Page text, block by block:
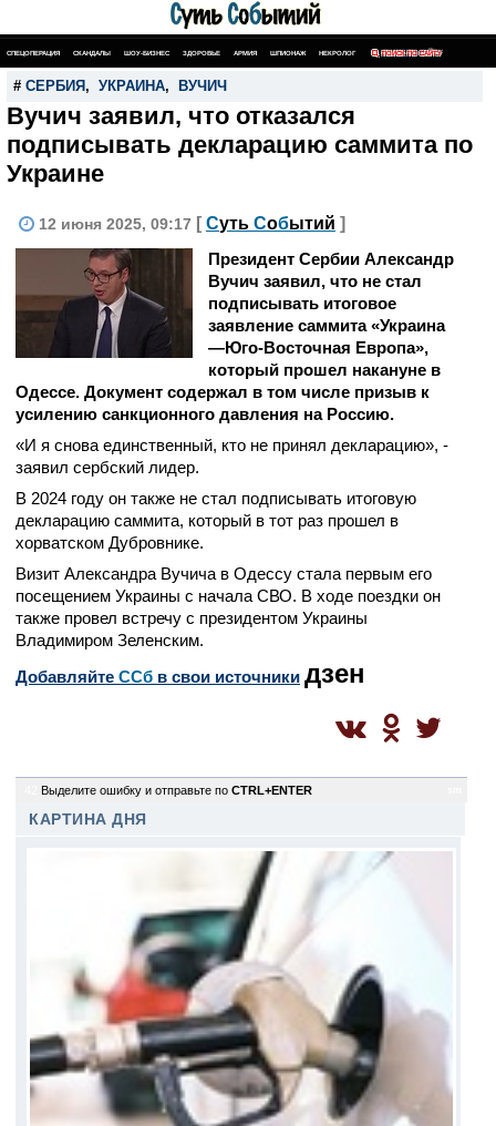
СПЕЦОПЕРАЦИЯ СКАНДАЛЫ ШОУ-БИЗНЕС ЗДОРОВЬЕ АРМИЯ ШПИОНАЖ НЕКРОЛОГ ПОИСК ПО САЙТУ
# СЕРБИЯ , УКРАИНА, ВУЧИЧ
Вучич заявил, что отказался
подписывать декларацию саммита по
Украине
12 июня 2025, 09:17 [ Суть Событий ]
Президент Сербии Александр
Вучич заявил, что не стал
подписывать итоговое
заявление саммита «Украина
—Юго-Восточная Европа»,
который прошел накануне в
Одессе. Документ содержал в том числе призыв к
усилению санкционного давления на Россию.
«И я снова единственный, кто не принял декларацию», -
заявил сербский лидер.
В 2024 году он также не стал подписывать итоговую
декларацию саммита, который в тот раз прошел в
хорватском Дубровнике.
Визит Александра Вучича в Одессу стала первым его
посещением Украины с начала СВО. В ходе поездки он
также провел встречу с президентом Украины
Владимиром Зеленским.
Добавляйте CСб в свои источники дзен
Выделите ошибку и отправьте по CTRL+ENTER
КАРТИНА ДНЯ